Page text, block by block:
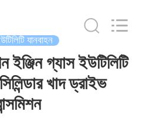
যানবাহন
গ্যাস ইউটিলিটি
খাদ ড্রাইভ